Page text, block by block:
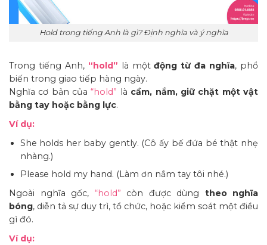
Hold trong tiếng Anh là gì? Định nghĩa và ý nghĩa
Trong tiếng Anh, “hold” là mộtđộng từ đa nghĩa, phổ
biến trong giao tiếp hàng ngày.
Nghĩa cơ bản của “hold” là cầm, nắm, giữ chặt một vật
bằng tay hoặc bằng lực.
Ví dụ:
She holds her baby gently. (Cô ấy bế đứa bé thật nhẹ
nhàng.)
Please hold my hand. (Làm ơn nắm tay tôi nhé.)
Ngoài nghĩa gốc, “hold” còn được dùng theo nghĩa
bóng, diễn tả sự duy trì, tổ chức, hoặc kiểm soát một điều
gì đó.
Ví dụ: